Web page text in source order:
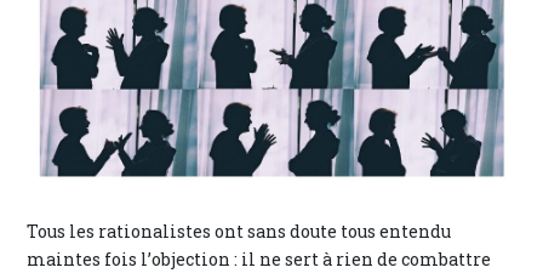
Tous les rationalistes ont sans doute tous entendu
maintes fois l’objection : il ne sert à rien de combattre